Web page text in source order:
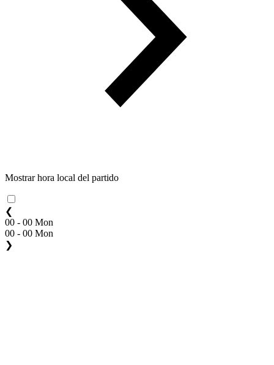
Mostrar hora local del partido
❮
00 - 00 Mon
00 - 00 Mon
❯